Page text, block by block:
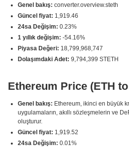
Genel bakış: converter.overview.steth
Güncel fiyat: 1,919.46
24sa Değişim: 0.23%
1 yıllık değişim: -54.16%
Piyasa Değeri: 18,799,968,747
Dolaşımdaki Adet: 9,794,399 STETH
Ethereum Price (ETH
Genel bakış: Ethereum, ikinci en büyük
uygulamaların, akıllı sözleşmelerin ve
oluşturur.
Güncel fiyat: 1,919.52
24sa Değişim: 0.01%